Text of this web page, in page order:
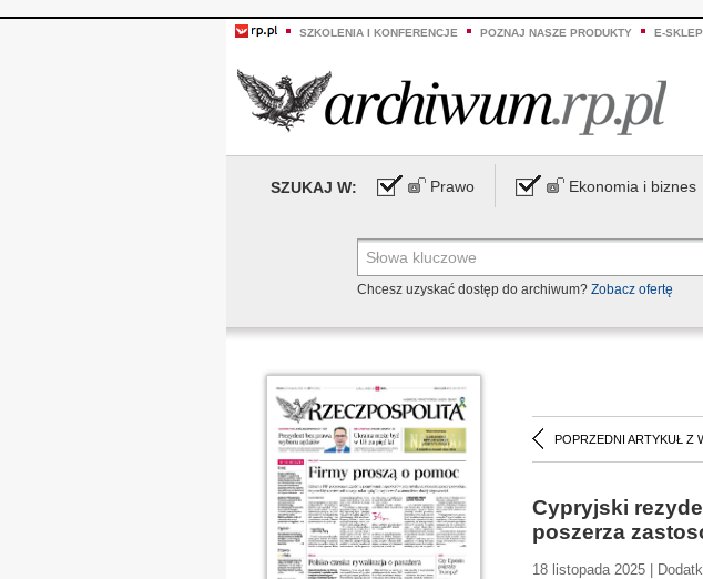
SZKOLENIA I KONFERENCJE POZNAJ NASZE PRODUKTY E-SKLEP
SZUKAJ W: Prawo Ekonomia i biznes
Chcesz uzyskać dostęp do archiwum? Zobacz ofertę
POPRZEDNI ARTYKUŁ Z
Cypryjski
poszerza
18 listopada 2025 |